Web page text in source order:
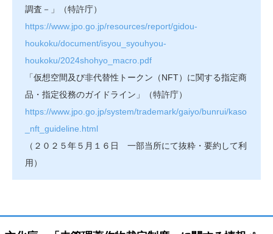
調査－」（特許庁）
https://www.jpo.go.jp/resources/report/gidou-
houkoku/document/isyou_syouhyou-
houkoku/2024shohyo_macro.pdf
「仮想空間及び非代替性トークン（NFT）に関する指定商
品・指定役務のガイドライン」（特許庁）
https://www.jpo.go.jp/system/trademark/gaiyo/bunrui/kaso
_nft_guideline.html
（２０２５年５月１６日 一部当所にて抜粋・要約して利
用）